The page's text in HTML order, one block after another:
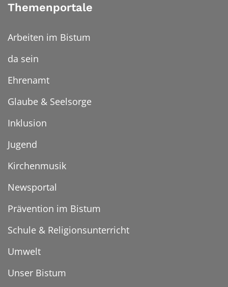
Themenportale
Arbeiten im Bistum
da sein
Ehrenamt
Glaube & Seelsorge
Inklusion
Jugend
Kirchenmusik
Newsportal
Prävention im Bistum
Schule & Religionsunterricht
Umwelt
Unser Bistum